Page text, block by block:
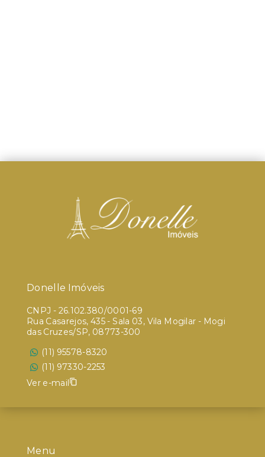
Menu
Donelle Imóveis
CNPJ - 26.102.380/0001-69
Rua Casarejos, 435 - Sala 03, Vila Mogilar - Mogi
das Cruzes/SP, 08773-300
(11) 95578-8320
(11) 97330-2253
Ver e-mail